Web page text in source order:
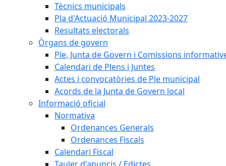
Tècnics municipals
Pla d'Actuació Municipal 2023-2027
Resultats electorals
Òrgans de govern
Ple, Junta de Govern i Comissions
Calendari de Plens i Juntes
Actes i convocatòries de Ple municipal
Acords de la Junta de Govern local
Informació oficial
Normativa
Ordenances Generals
Ordenances Fiscals
Calendari Fiscal